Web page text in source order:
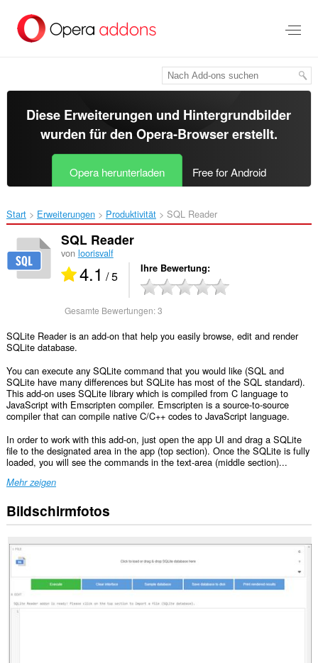
Hauptinhalt
springen
Diese Erweiterungen und Hintergrundbilder
wurden für den Opera-Browsererstellt.
Opera herunterladen Free for Android
Start Erweiterungen Produktivität SQL Reader‎
SQL Reader
von loorisvalf
4.1 / 5 Ihre Bewertung
Gesamte Bewertungen:3
SQLite Reader is an add-on that help you easily browse, edit and render
SQLite database.
You can execute any SQLite command that you would like (SQL and
SQLite have many differences but SQLite has most of the SQL standard).
This add-on uses SQLite library which is compiled from C language to
JavaScript with Emscripten compiler. Emscripten is a source-to-source
compiler that can compile native C/C++ codes to JavaScript language.
In order to work with this add-on, just open the app UI and drag a SQLite
file to the designated area in the app (top section). Once the SQLite is fully
loaded, you will see the commands in the text-area (middle section)...
Mehr zeigen
Bildschirmfotos